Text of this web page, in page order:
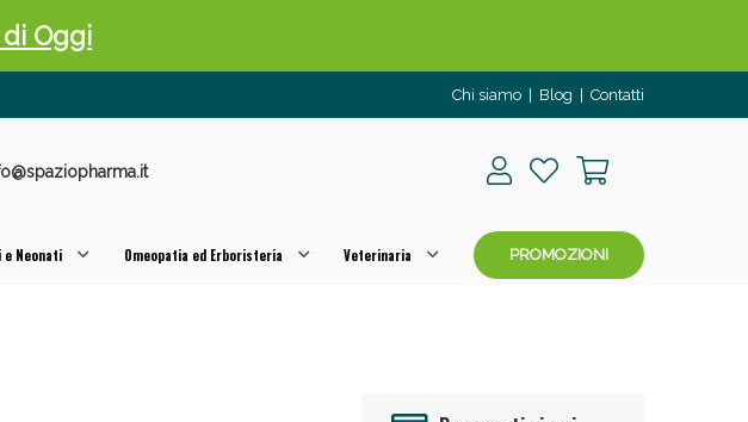
Chi siamo Blog Contatti
e Neonati Omeopatia ed Erboristeria Veterinaria PROMOZIONI
Oggi
55% validi solo per OGGI!